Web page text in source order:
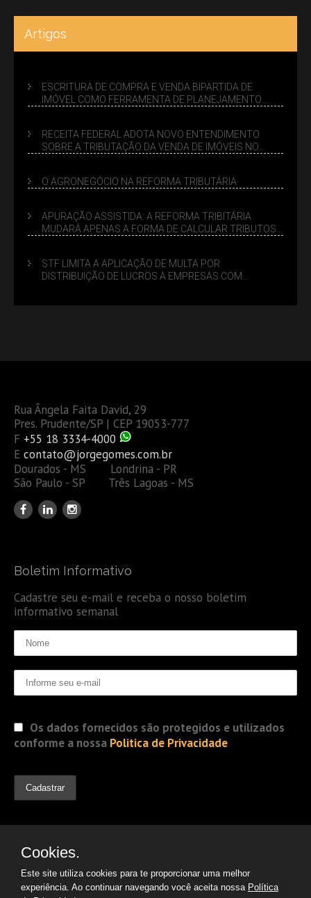
Artigos
ESCRITURA DE COMPRA E VENDA BIPARTIDA DE
IMÓVEL COMO FERRAMENTA DE PLANEJAMENTO
RECEITA FEDERAL ADOTA NOVO ENTENDIMENTO
SOBRE A TRIBUTAÇÃO DA VENDA DE IMÓVEIS NO
O AGRONEGÓCIO NA REFORMA TRIBUTÁRIA
APURAÇÃO ASSISTIDA: A REFORMA TRIBITÁRIA
MUDARÁ APENAS A FORMA DE CALCULAR TRIBUTOS
STF LIMITA A APLICAÇÃO DE MULTA POR
DISTRIBUIÇÃO DE LUCROS A EMPRESAS COM
Rua Ângela Faita David, 29
Pres. Prudente/SP | CEP 19053-777
F +55 18 3334-4000
E contato@jorgegomes.com.br
Dourados - MS Londrina - PR
São Paulo - SP Três Lagoas - MS
Boletim Informativo
Cadastre seu e-mail e receba o nosso boletim
informativo semanal
Os dados fornecidos são protegidos e utilizados
conforme a nossa Politica de Privacidade
Cookies.
Este site utiliza cookies para te proporcionar uma melhor
experiência. Ao continuar navegando você aceita nossa Política